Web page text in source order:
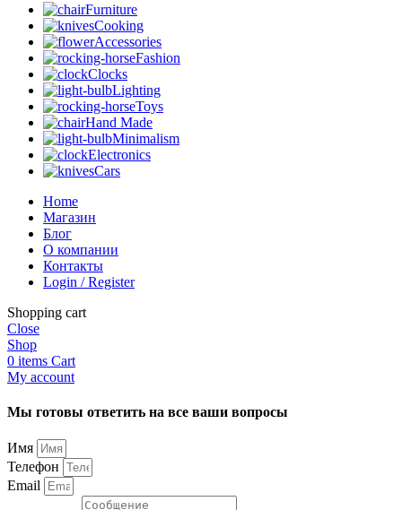
Furniture
Cooking
Accessories
Fashion
Clocks
Lighting
Toys
Hand Made
Minimalism
Electronics
Cars
Home
Магазин
Блог
О компании
Контакты
Login / Register
Shopping cart
Close
Shop
0 items Cart
My account
Мы готовы ответить на все ваши вопросы
Имя
Телефон
Email